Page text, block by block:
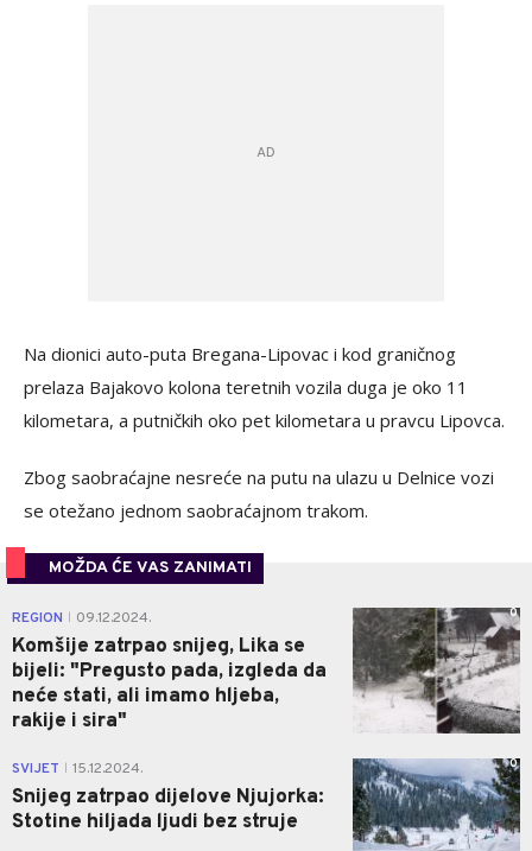
Na dionici auto-puta Bregana-Lipovac i kod graničnog
prelaza Bajakovo kolona teretnih vozila duga je oko 11
kilometara, a putničkih oko pet kilometara u pravcu Lipovca.
Zbog saobraćajne nesreće na putu na ulazu u Delnice vozi
se otežano jednom saobraćajnom trakom.
MOŽDA ĆE VAS ZANIMATI
REGION 09.12.2024.
Komšije zatrpao snijeg, Lika se
bijeli: "Pregusto pada, izgleda da
neće stati, ali imamo hljeba,
rakije i sira"
0
SVIJET 15.12.2024.
Snijeg zatrpao dijelove Njujorka:
Stotine hiljada ljudi bez struje
0